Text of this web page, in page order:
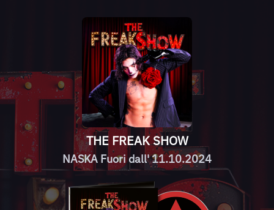
THE FREAK SHOW
NASKA Fuori dall' 11.10.2024